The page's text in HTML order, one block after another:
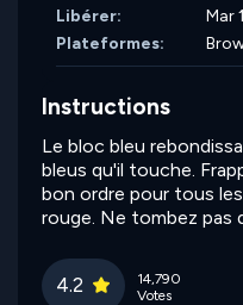
Libérer:
Mar
Plateformes:
Instructions
Le bloc bleu
bleus qu'il touche.
bon ordre pour tous
rouge. Ne tombez pas
4.2
14,790
Votes